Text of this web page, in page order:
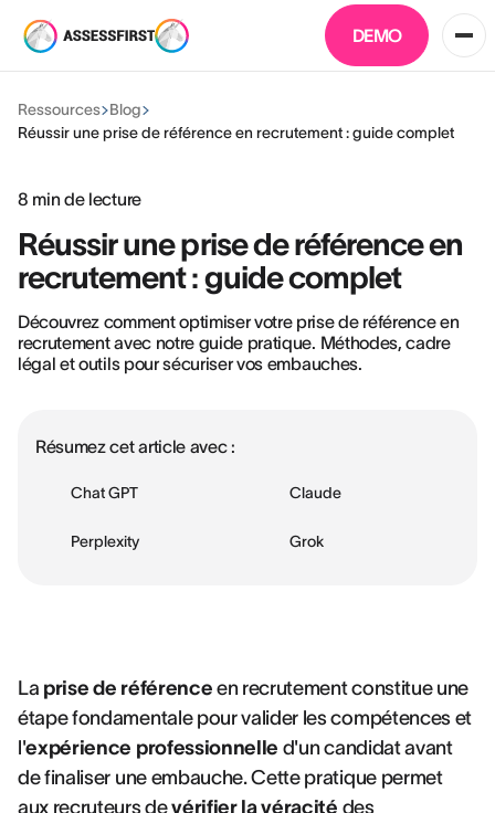
DEMO
Ressources Blog
Réussir une prise de référence en recrutement : guide complet
8 min de lecture
Réussir une prise de référence en
recrutement : guide complet
Découvrez comment optimiser votre prise de référence en
recrutement avec notre guide pratique. Méthodes, cadre
légal et outils pour sécuriser vos embauches.
Résumez cet article avec :
Chat GPT Claude
Perplexity Grok
La prise de référence en recrutement constitue une
étape fondamentale pour valider les compétences et
l'expérience professionnelle d'un candidat avant
de finaliser une embauche. Cette pratique permet
aux recruteurs devérifier la véracité des